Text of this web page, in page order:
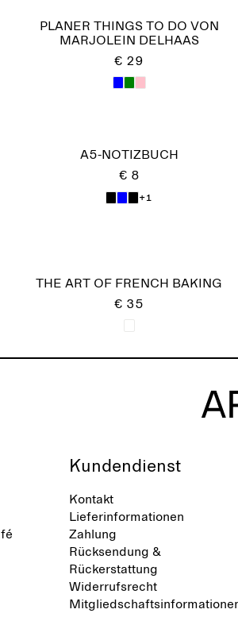
PLANER THINGS TO DO VON
MARJOLEIN DELHAAS
€ 29
A5-NOTIZBUCH
€ 8
+1
THE ART OF FRENCH BAKING
€ 35
Kundendienst
Kontakt
Lieferinformationen
Zahlung
Rücksendung &
Rückerstattung
Widerrufsrecht